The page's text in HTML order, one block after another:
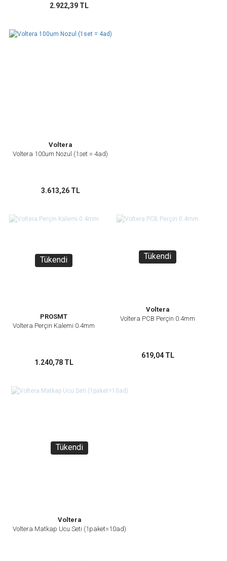
2.922,39 TL
Voltera
Voltera 100um Nozul (1set = 4ad)
3.613,26 TL
Tükendi
PROSMT
Voltera Perçin Kalemi 0.4mm
1.240,78 TL
Tükendi
Voltera
Voltera PCB Perçin 0.4mm
619,04 TL
Tükendi
Voltera
Voltera Matkap Ucu Seti (1paket=10ad)